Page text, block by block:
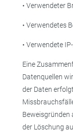
• Verwendeter
• Verwendetes
• Verwendete
Eine
Datenquellen
der Daten
Beweisgründen
der Löschung